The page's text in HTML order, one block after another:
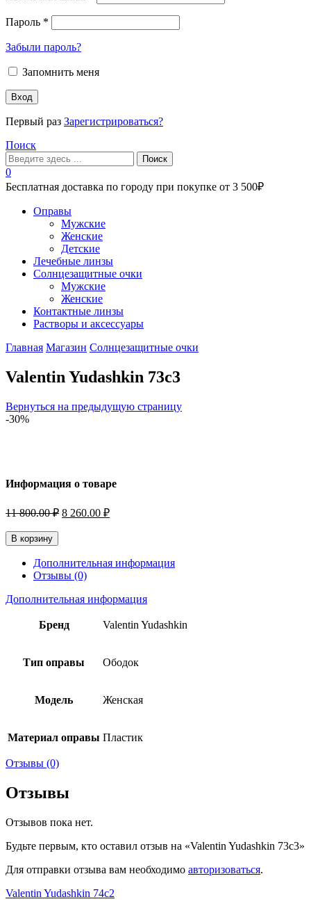
Пароль *
Забыли пароль?
Запомнить меня
Вход
Первый раз Зарегистрироваться?
Поиск
Поиск
0
Бесплатная доставка по городу при покупке от 3 500₽
Оправы
Мужские
Женские
Детские
Лечебные линзы
Солнцезащитные очки
Мужские
Женские
Контактные линзы
Растворы и аксессуары
Главная Магазин Солнцезащитные очки
Valentin Yudashkin 73c3
Вернуться на предыдущую страницу
-30%
Информация о товаре
11 800.00₽ Первоначальная
800.00 ₽.
8 260.00 ₽Текущая
В корзину
Дополнительная информация
Отзывы (0)
Дополнительная информация
Бренд Valentin Yudashkin
Тип оправы Ободок
Модель Женская
Материал оправы Пластик
Отзывы (0)
Отзывы
Отзывов пока нет.
Будьте первым, кто оставил отзыв на «Valentin Yudashkin 73c3»
Для отправки отзыва вам необходимо авторизоваться.
Valentin Yudashkin 74c2